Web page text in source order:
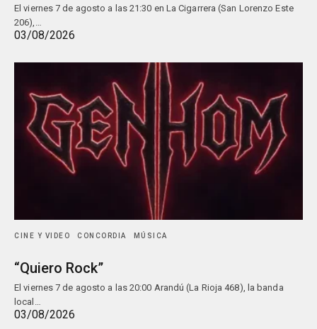
El viernes 7 de agosto a las 21:30 en La Cigarrera (San Lorenzo Este
206),…
03/08/2026
CINE Y VIDEO CONCORDIA MÚSICA
“Quiero Rock”
El viernes 7 de agosto a las 20:00 Arandú (La Rioja 468), la banda
local…
03/08/2026